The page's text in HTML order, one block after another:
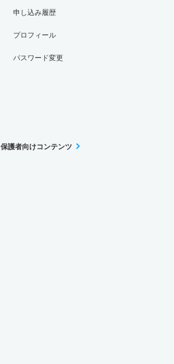
申し込み履歴
プロフィール
パスワード変更
保護者向けコンテンツ